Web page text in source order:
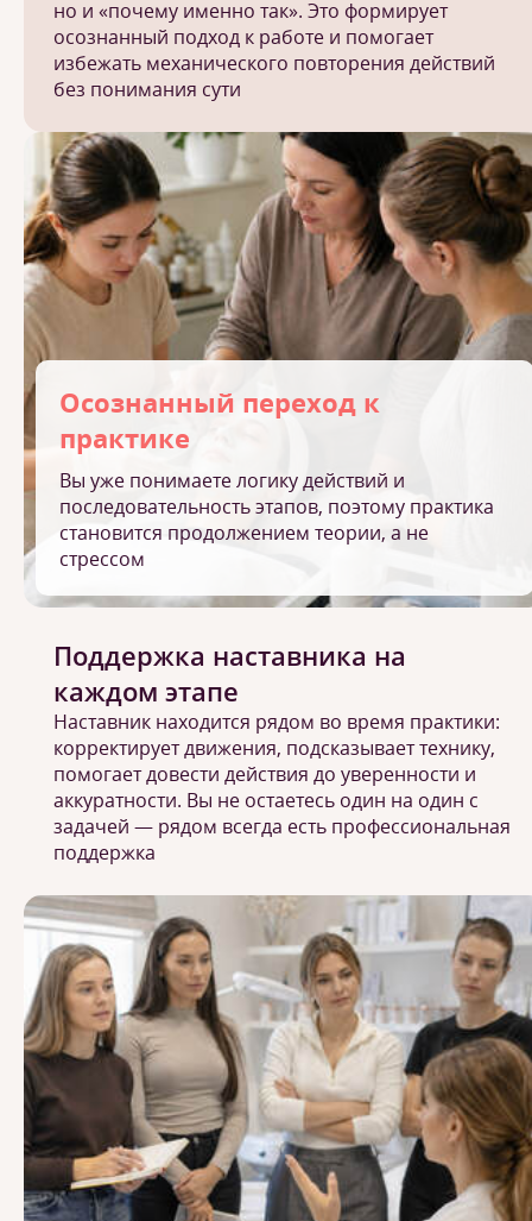
но и «почему именно так». Это формирует
осознанный подход к работе и помогает
избежать механического повторения действий
без понимания сути
Осознанный переход к
практике
Вы уже понимаете логику действий и
последовательность этапов, поэтому практика
становится продолжением теории, а не
стрессом
Поддержка наставника на
каждом этапе
Наставник находится рядом во время практики:
корректирует движения, подсказывает технику,
помогает довести действия до уверенности и
аккуратности. Вы не остаетесь один на один с
задачей — рядом всегда есть профессиональная
поддержка